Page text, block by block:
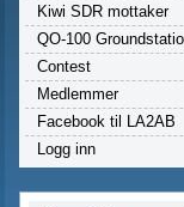
Kiwi SDR mottaker
QO-100
Contest
Medlemmer
Facebook til LA2AB
Logg inn